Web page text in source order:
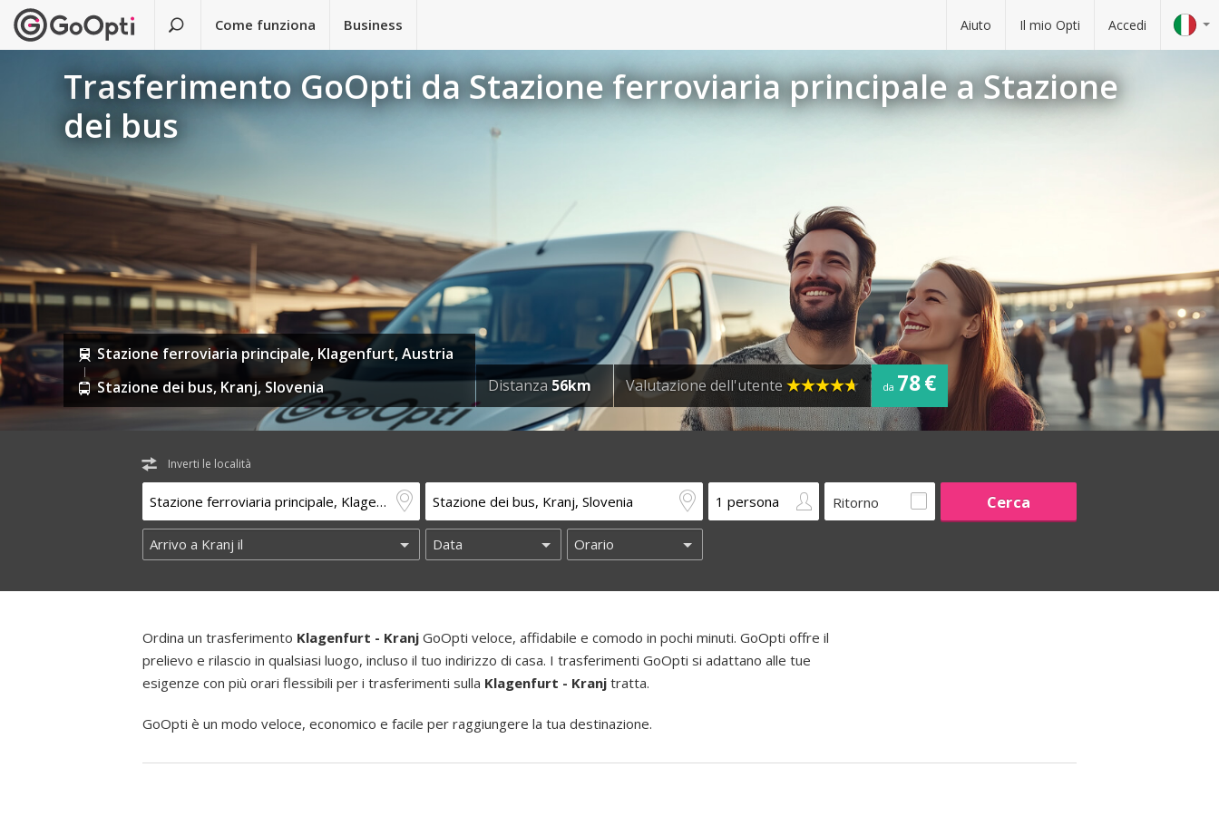
Come funziona Business Aiuto Il mio Opti Accedi
Trasferimento GoOpti da Stazione ferroviaria principale a Stazione
dei bus
Stazione ferroviaria principale, Klagenfurt, Austria
Stazione dei bus, Kranj, Slovenia
Distanza 56km Valutazione dell'utente da 78 €
Inverti le località
Ritorno
Ordina un trasferimento Klagenfurt - Kranj GoOpti veloce, affidabile e comodo in pochi minuti. GoOpti offre il
prelievo e rilascio in qualsiasi luogo, incluso il tuo indirizzo di casa. I trasferimenti GoOpti si adattano alle tue
esigenze con più orari flessibili per i trasferimenti sulla Klagenfurt - Kranj tratta.
GoOpti è un modo veloce, economico e facile per raggiungere la tua destinazione.